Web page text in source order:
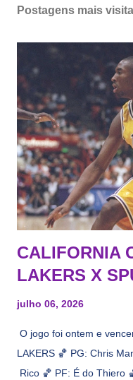
Postagens mais
CALIFORNIA
LAKERS X
julho 06, 2026
O jogo foi ontem e
LAKERS 🏀 PG: Chris
Rico 🏀 PF: É do Thiero